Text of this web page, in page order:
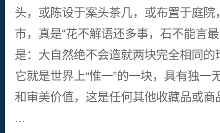
头，或陈设于案头茶几，或布置于庭
市，真是“花不解语还多事，石不能言
是：大自然绝不会造就两块完全相同
它就是世界上“惟一”的一块，具有独一
和审美价值，这是任何其他收藏品或商
...